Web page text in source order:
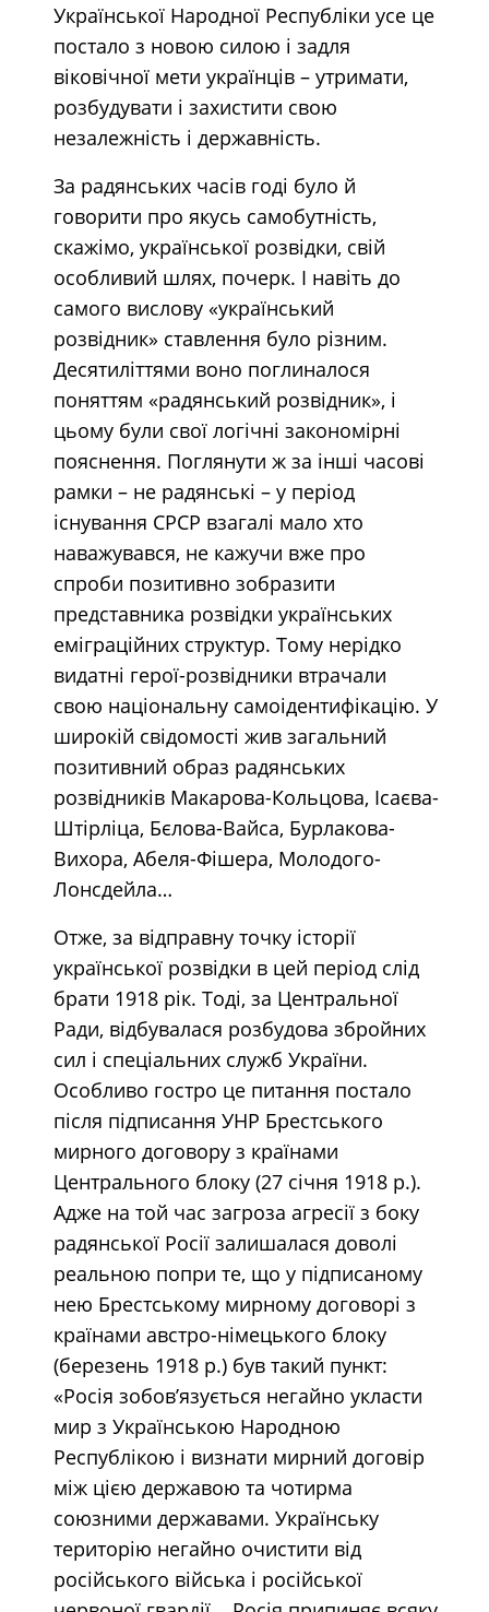
Української Народної Республіки усе це
постало з новою силою і задля
віковічної мети українців – утримати,
розбудувати і захистити свою
незалежність і державність.
За радянських часів годі було й
говорити про якусь самобутність,
скажімо, української розвідки, свій
особливий шлях, почерк. І навіть до
самого вислову «український
розвідник» ставлення було різним.
Десятиліттями воно поглиналося
поняттям «радянський розвідник», і
цьому були свої логічні закономірні
пояснення. Поглянути ж за інші часові
рамки – не радянські – у період
існування СРСР взагалі мало хто
наважувався, не кажучи вже про
спроби позитивно зобразити
представника розвідки українських
еміграційних структур. Тому нерідко
видатні герої-розвідники втрачали
свою національну самоідентифікацію. У
широкій свідомості жив загальний
позитивний образ радянських
розвідників Макарова-Кольцова, Ісаєва-
Штірліца, Бєлова-Вайса, Бурлакова-
Вихора, Абеля-Фішера, Молодого-
Лонсдейла…
Отже, за відправну точку історії
української розвідки в цей період слід
брати 1918 рік. Тоді, за Центральної
Ради, відбувалася розбудова збройних
сил і спеціальних служб України.
Особливо гостро це питання постало
після підписання УНР Брестського
мирного договору з країнами
Центрального блоку (27 січня 1918 р.).
Адже на той час загроза агресії з боку
радянської Росії залишалася доволі
реальною попри те, що у підписаному
нею Брестському мирному договорі з
країнами австро-німецького блоку
(березень 1918 р.) був такий пункт:
«Росія зобов’язується негайно укласти
мир з Українською Народною
Республікою і визнати мирний договір
між цією державою та чотирма
союзними державами. Українську
територію негайно очистити від
російського війська і російської